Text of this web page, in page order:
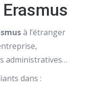
à l’étranger
administratives…
dans :